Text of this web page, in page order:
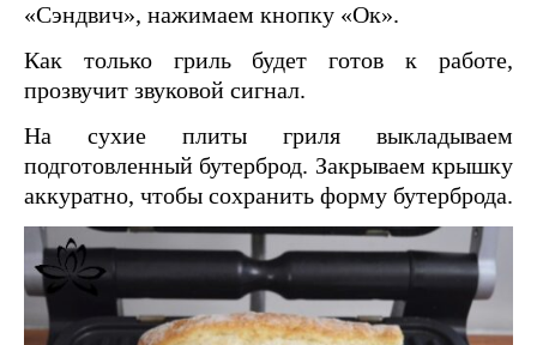
«Сэндвич», нажимаем кнопку «Ок».
Как только гриль будет готов к работе,
прозвучит звуковой сигнал.
На сухие плиты гриля выкладываем
подготовленный бутерброд. Закрываем крышку
аккуратно, чтобы сохранить форму бутерброда.